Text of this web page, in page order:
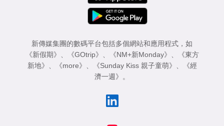
新傳媒集團的數碼平台包括多個網站和應用程式，如
《新假期》
《GOtrip》 《NM+新Monday》
《東方
新地》
《more》 《Sunday Kiss 親子童萌》
《經
濟一週》
。